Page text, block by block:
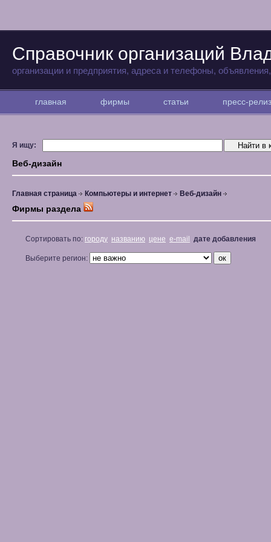
Справочник организаций
организации и предприятия, адреса и телефоны,
главная фирмы статьи пресс-
Я ищу:
Веб-дизайн
Главная страница Компьютеры и интернет Веб-дизайн
Фирмы раздела
Сортировать по: городу названию цене e-mail дате добавления
Выберите регион: